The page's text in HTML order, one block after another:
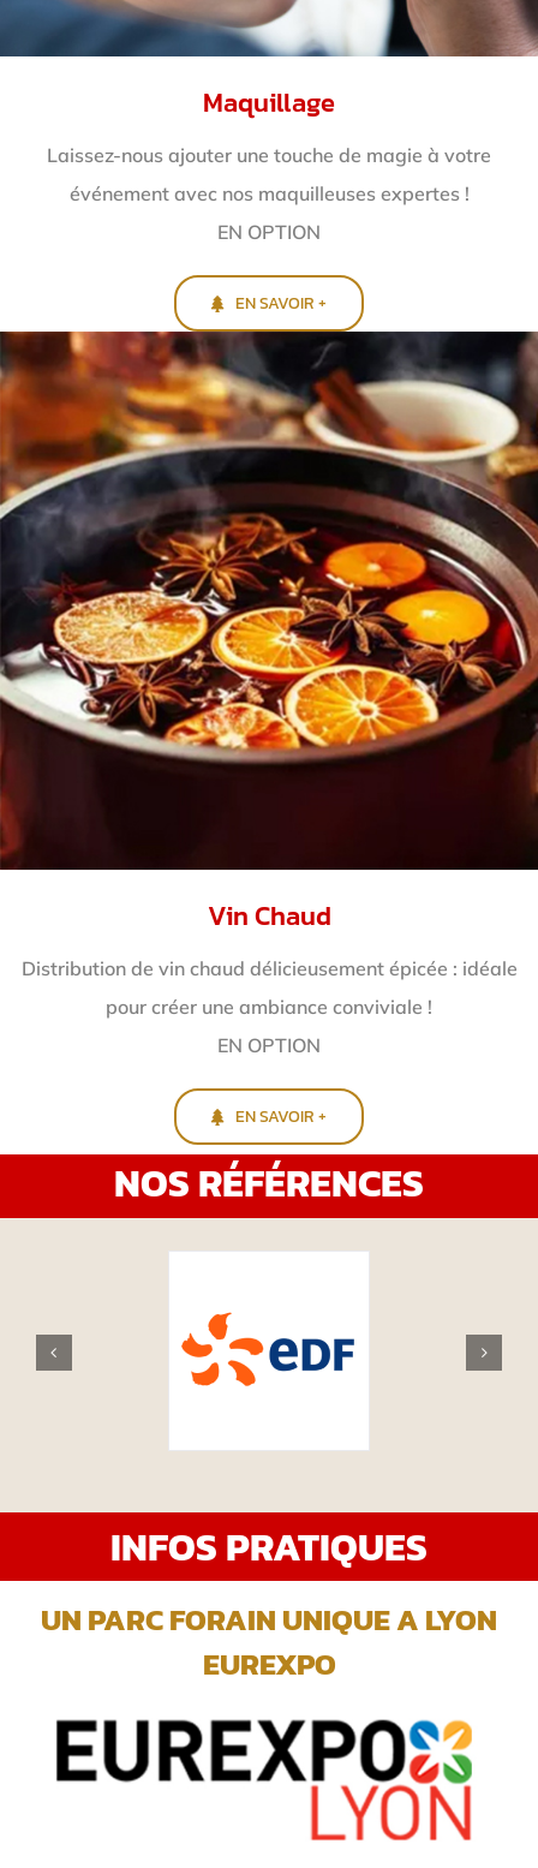
Maquillage
Laissez-nous ajouter une touche de magie à votre
événement avec nos maquilleuses expertes !
EN OPTION
EN SAVOIR +
Vin Chaud
Distribution de vin chaud délicieusement épicée : idéale
pour créer une ambiance conviviale !
EN OPTION
EN SAVOIR +
NOS RÉFÉRENCES
INFOS PRATIQUES
UN PARC FORAIN UNIQUE A LYON
EUREXPO